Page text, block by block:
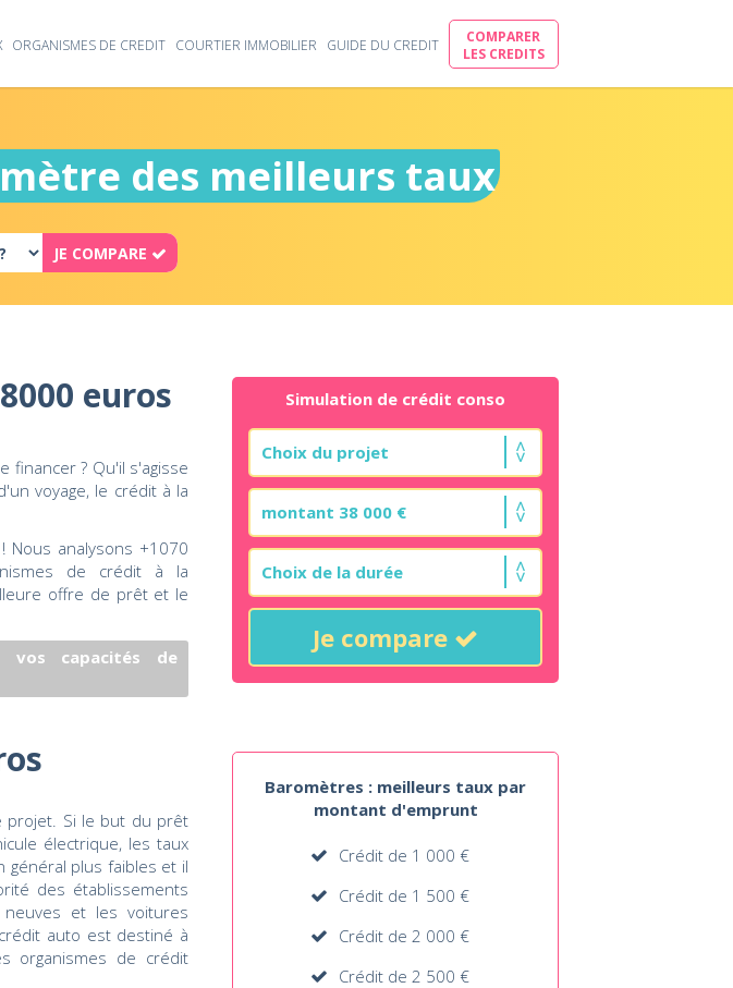
ORGANISMES DE CREDIT COURTIER IMMOBILIER GUIDE DU CREDIT
COMPARER
LES CREDITS
des meilleurs taux
JE COMPARE
euros
? Qu'il s'agisse
voyage, le crédit à la
! Nous analysons +1070
de crédit à la
offre de prêt et le
vos capacités de
Simulation de crédit conso
Je compare
projet. Si le but du prêt
électrique, les taux
plus faibles et il
des établissements
et les voitures
auto est destiné à
organismes de crédit
Baromètres : meilleurs taux par
montant d'emprunt
Crédit de 1 000 €
Crédit de 1 500 €
Crédit de 2 000 €
Crédit de 2 500 €